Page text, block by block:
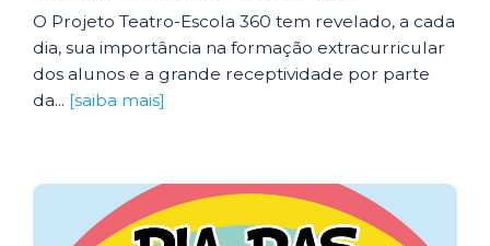
O Projeto Teatro-Escola 360 tem revelado, a cada
dia, sua importância na formação extracurricular
dos alunos e a grande receptividade por parte
da... [saiba mais]